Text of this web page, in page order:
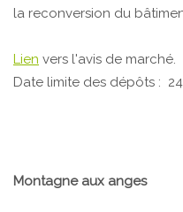
la reconversion du
Lien vers l'avis de marché.
Date limite des dépôts :
Montagne aux anges